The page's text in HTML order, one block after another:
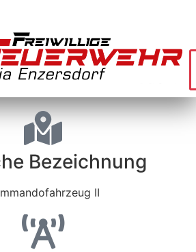
Bezeichnung
II